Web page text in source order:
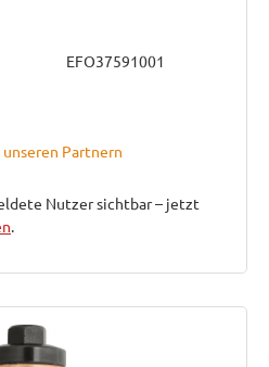
EFO37591001
Partnern
Nutzer sichtbar – jetzt
.